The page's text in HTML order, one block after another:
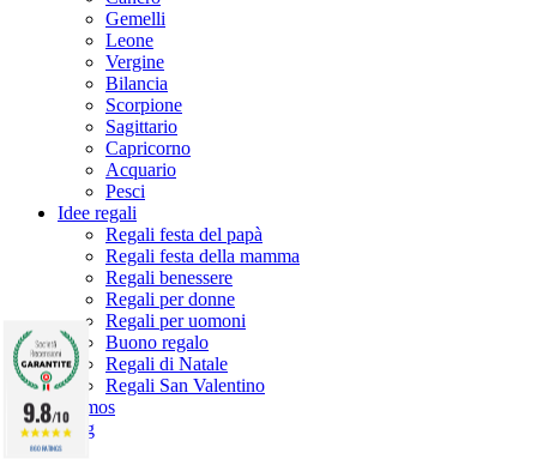
Gemelli
Leone
Vergine
Bilancia
Scorpione
Sagittario
Capricorno
Acquario
Pesci
Idee regali
Regali festa del papà
Regali festa della mamma
Regali benessere
Regali per donne
Regali per uomoni
Buono regalo
Regali di Natale
Regali San Valentino
Promos
Blog
9.8/10
860 RATINGS